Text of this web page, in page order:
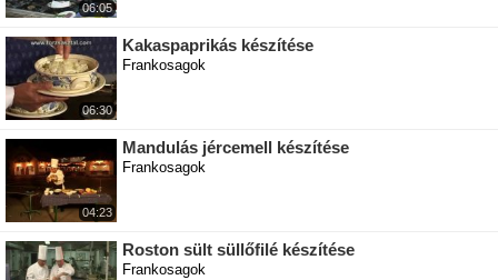
06:05
06:30
Kakaspaprikás készítése
Frankosagok
04:23
Mandulás jércemell készítése
Frankosagok
Roston sült süllőfilé készítése
Frankosagok